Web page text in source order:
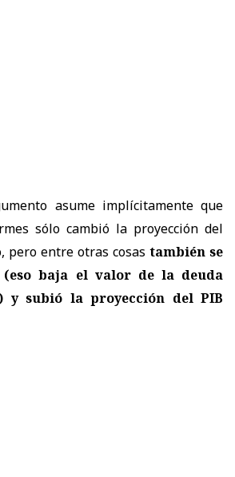
asume implícitamente que
sólo cambió la proyección del
pero entre otras cosas también se
(eso baja el valor de la deuda
y subió la proyección del PIB